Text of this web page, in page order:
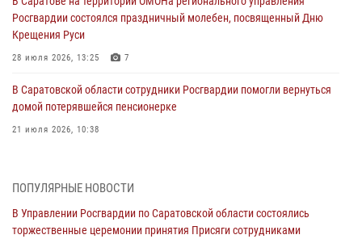
Росгвардии состоялся праздничный молебен, посвященный Дню
Крещения Руси
28 июля 2026, 13:25 7
В Саратовской области сотрудники Росгвардии помогли вернуться
домой потерявшейся пенсионерке
21 июля 2026, 10:38
вневедомственной охраны и вручения ключей от новых
автомобилей для подразделений лицензионно-разрешительной
работы и государственного контроля.
ПОПУЛЯРНЫЕ НОВОСТИ
В Управлении Росгвардии по Саратовской области состоялись
торжественные церемонии принятия Присяги сотрудниками